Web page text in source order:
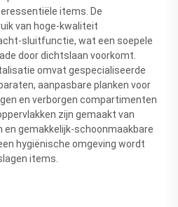
items. De
van hoge-kwaliteit
sluitfunctie, wat een soepele
door dichtslaan voorkomt.
omvat gespecialiseerde
aanpasbare planken voor
en verborgen compartimenten
zijn gemaakt van
gemakkelijk-schoonmaakbare
hygiënische omgeving wordt
items.